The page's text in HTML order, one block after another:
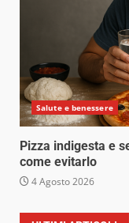
Salute e benessere
Pizza indigesta e
come evitarlo
4 Agosto 2026